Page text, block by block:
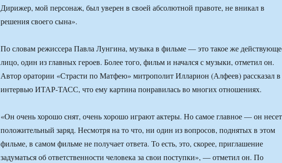
Дирижер, мой персонаж, был уверен в своей абсолютной правоте, не вникал в
решения своего сына».
По словам режиссера Павла Лунгина, музыка в фильме — это такое же
лицо, один из главных героев. Более того, фильм и начался с музыки, отметил он.
Автор оратории «Страсти по Матфею» митрополит Илларион (Алфеев) рассказал в
интервью ИТАР-ТАСС, что ему картина понравилась во многих отношениях.
«Он очень хорошо снят, очень хорошо играют актеры. Но самое главное — он несет
положительный заряд. Несмотря на то что, ни один из вопросов, поднятых в этом
фильме, в самом фильме не получает ответа. То есть, это, скорее, приглашение
задуматься об ответственности человека за свои поступки», — отметил он. По